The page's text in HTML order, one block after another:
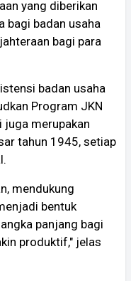
yang diberikan
bagi badan usaha
bagi para
badan usaha
Program JKN
juga merupakan
tahun 1945, setiap
mendukung
bentuk
panjang bagi
produktif," jelas